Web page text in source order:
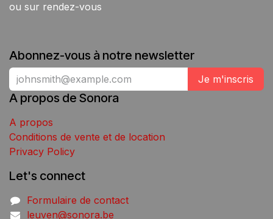
ou sur rendez-vous
Abonnez-vous à notre newsletter
Je m'inscris
A propos de Sonora
A propos
Conditions de vente et de location
Privacy Policy
Let's connect
Formulaire de contact
leuven@sonora.be